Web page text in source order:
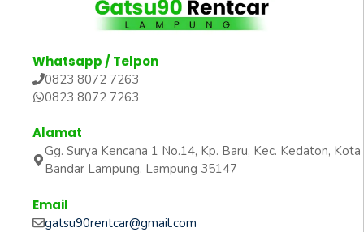
Whatsapp / Telpon
0823 8072 7263
0823 8072 7263
Alamat
Gg. Surya Kencana 1 No.14, Kp. Baru, Kec. Kedaton, Kota
Bandar Lampung, Lampung 35147
Email
gatsu90rentcar@gmail.com